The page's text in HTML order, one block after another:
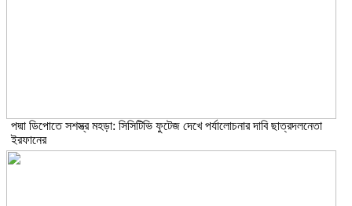
পদ্মা ডিপোতে সশস্ত্র মহড়া: সিসিটিভি ফুটেজ দেখে পর্যালোচনার দাবি ছাত্রদলনেতা
ইরফানের